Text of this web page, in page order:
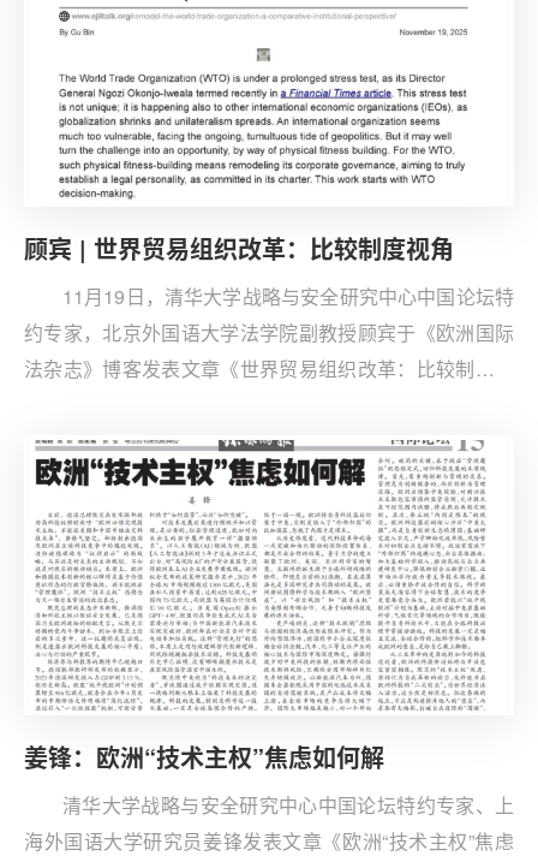
顾宾 | 世界贸易组织改革：比较制度视角
11月19日，清华大学战略与安全研究中心中国论坛特
约专家，北京外国语大学法学院副教授顾宾于《欧洲国际
法杂志》博客发表文章《世界贸易组织改革：比较制度视
试”。在全球化退潮与单边主义蔓延的背景下，这场制度性
危机并非孤例。本文指出，WTO亟需通过制度改革化挑战
为机遇，而改革关键在于重构决策机制和推动法人人格的
真正落实。这不仅关乎多边贸易体系的未来，更为全球治
理改革提供重要镜鉴。
姜锋：欧洲“技术主权”焦虑如何解
清华大学战略与安全研究中心中国论坛特约专家、上
海外国语大学研究员姜锋发表文章《欧洲“技术主权”焦虑